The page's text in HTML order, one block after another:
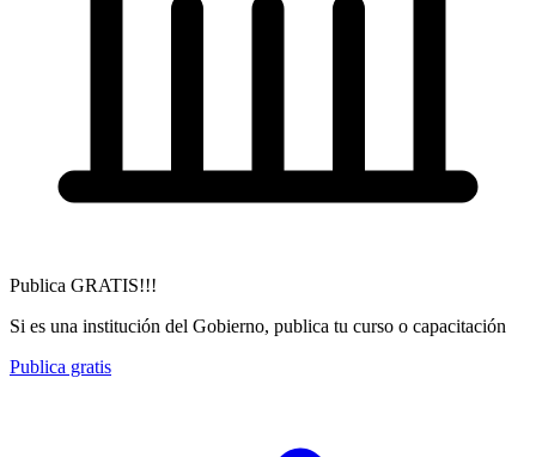
Publica GRATIS!!!
Si es una institución del Gobierno, publica tu curso o capacitación
Publica gratis